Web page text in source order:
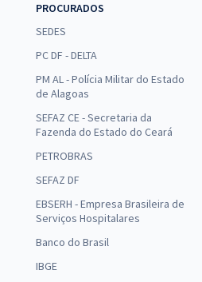
PROCURADOS
SEDES
PC DF - DELTA
PM AL - Polícia Militar do Estado
de Alagoas
SEFAZ CE - Secretaria da
Fazenda do Estado do Ceará
PETROBRAS
SEFAZ DF
EBSERH - Empresa Brasileira de
Serviços Hospitalares
Banco do Brasil
IBGE